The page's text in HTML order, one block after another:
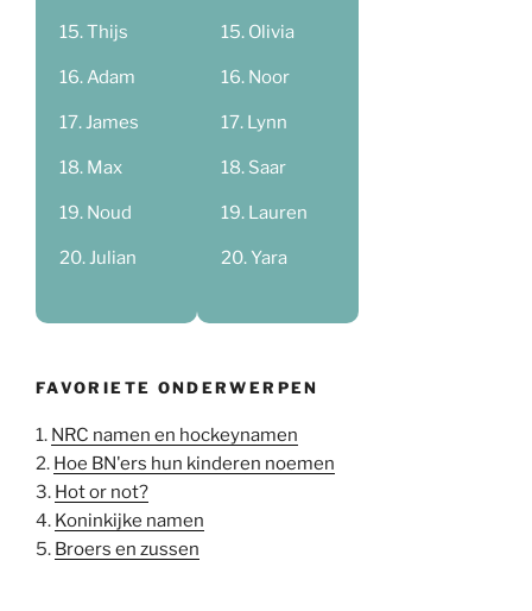
Thijs
Adam
James
Max
Noud
Julian
Olivia
Noor
Lynn
Saar
Lauren
Yara
FAVORIETE ONDERWERPEN
1. NRC namen en hockeynamen
2. Hoe BN'ers hun kinderen noemen
3. Hot or not?
4. Koninkijke namen
5. Broers en zussen